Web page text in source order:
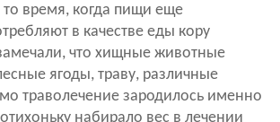
время, когда пищи еще
в качестве еды кору
что хищные животные
ягоды, траву, различные
траволечение зародилось именно
набирало вес в лечении